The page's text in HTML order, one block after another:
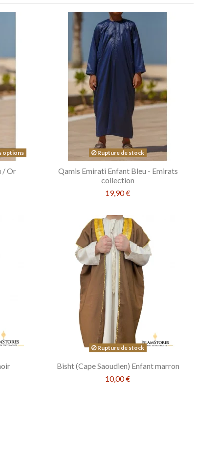
options
/ Or
Rupture de stock
Qamis Emirati Enfant Bleu - Emirats
collection
19,90 €
Rupture de stock
Bisht (Cape Saoudien) Enfant marron
10,00 €